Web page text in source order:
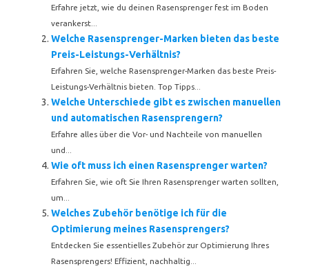
Erfahre jetzt, wie du deinen Rasensprenger fest im Boden
verankerst...
Welche Rasensprenger-Marken bieten das beste
Preis-Leistungs-Verhältnis?
Erfahren Sie, welche Rasensprenger-Marken das beste Preis-
Leistungs-Verhältnis bieten. Top Tipps...
Welche Unterschiede gibt es zwischen manuellen
und automatischen Rasensprengern?
Erfahre alles über die Vor- und Nachteile von manuellen
und...
Wie oft muss ich einen Rasensprenger warten?
Erfahren Sie, wie oft Sie Ihren Rasensprenger warten sollten,
um...
Welches Zubehör benötige ich für die
Optimierung meines Rasensprengers?
Entdecken Sie essentielles Zubehör zur Optimierung Ihres
Rasensprengers! Effizient, nachhaltig...